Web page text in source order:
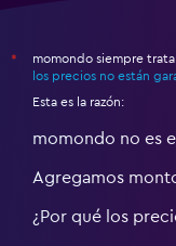
*
momondo siempre
los precios no están
Esta es la razón:
momondo no es
Agregamos
¿Por qué los